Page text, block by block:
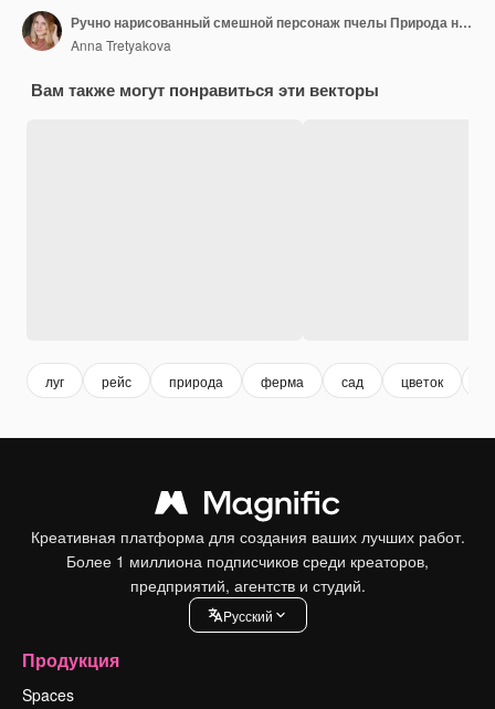
Ручно нарисованный смешной персонаж пчелы Природа насекомых рисунок
Anna Tretyakova
Вам также могут понравиться эти векторы
луг рейс природа ферма сад цветок
Креативная платформа для создания ваших лучших работ.
Более 1 миллиона подписчиков среди креаторов,
предприятий, агентств и студий.
Pусский
Продукция
Spaces